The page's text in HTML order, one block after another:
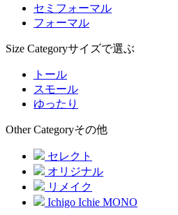
セミフォーマル
フォーマル
Size Categoryサイズで選ぶ
トール
スモール
ゆったり
Other Categoryその他
セレクト
オリジナル
リメイク
Ichigo Ichie MONO